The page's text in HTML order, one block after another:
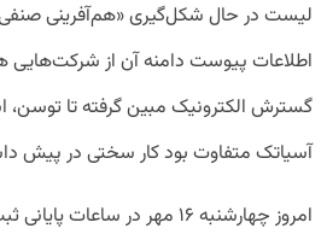
لیست در حال شکل‌گیری «هم‌آفرینی
اطلاعات پیوست دامنه آن از
گسترش الکترونیک مبین گرفته تا
آسیاتک متفاوت بود کار سختی در پیش
امروز چهارشنبه ۱۶ مهر در ساعات